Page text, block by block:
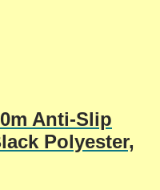
Anti-Slip
Polyester,